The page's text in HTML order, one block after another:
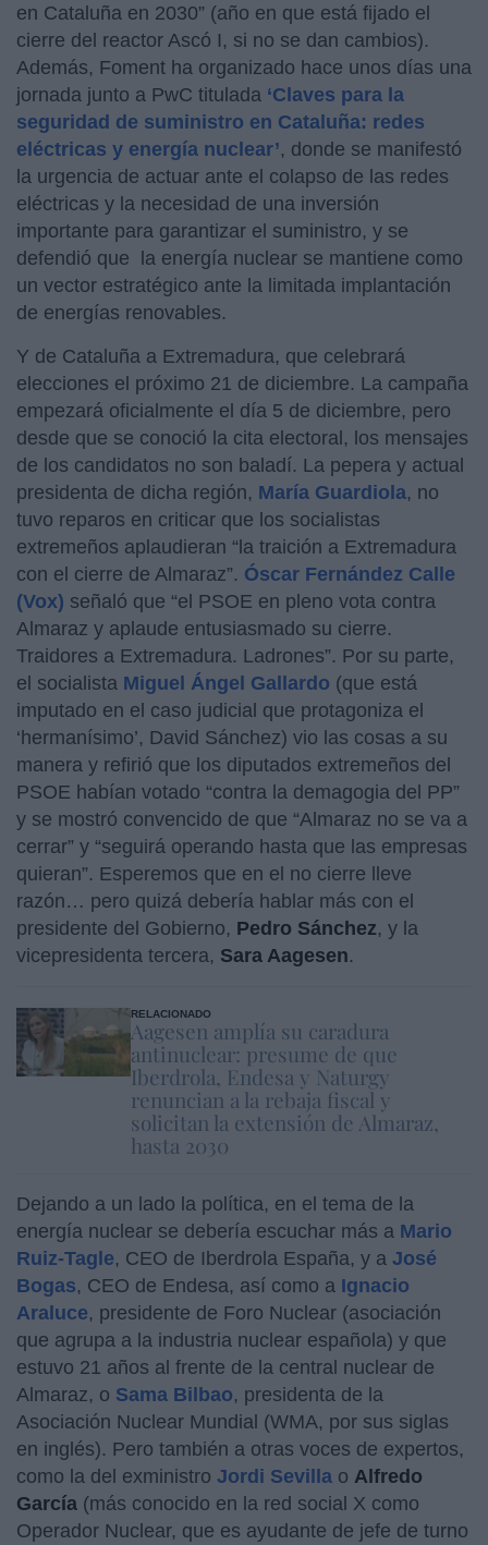
en Cataluña en 2030” (año en que está fijado el
cierre del reactor Ascó I, si no se dan cambios).
Además, Foment ha organizado hace unos días una
jornada junto a PwC titulada ‘Claves para la
seguridad de suministro en Cataluña: redes
eléctricas y energía nuclear’, donde se manifestó
la urgencia de actuar ante el colapso de las redes
eléctricas y la necesidad de una inversión
importante para garantizar el suministro, y se
defendió que la energía nuclear se mantiene como
un vector estratégico ante la limitada implantación
de energías renovables.
Y de Cataluña a Extremadura, que celebrará
elecciones el próximo 21 de diciembre. La campaña
empezará oficialmente el día 5 de diciembre, pero
desde que se conoció la cita electoral, los mensajes
de los candidatos no son baladí. La pepera y actual
presidenta de dicha región, María Guardiola, no
tuvo reparos en criticar que los socialistas
extremeños aplaudieran “la traición a Extremadura
con el cierre de Almaraz”. Óscar Fernández Calle
(Vox) señaló que “el PSOE en pleno vota contra
Almaraz y aplaude entusiasmado su cierre.
Traidores a Extremadura. Ladrones”. Por su parte,
el socialista Miguel Ángel Gallardo (que está
imputado en el caso judicial que protagoniza el
‘hermanísimo’, David Sánchez) vio las cosas a su
manera y refirió que los diputados extremeños del
PSOE habían votado “contra la demagogia del PP”
y se mostró convencido de que “Almaraz no se va a
cerrar” y “seguirá operando hasta que las empresas
quieran”. Esperemos que en el no cierre lleve
razón… pero quizá debería hablar más con el
presidente del Gobierno, Pedro Sánchez, y la
vicepresidenta tercera, Sara Aagesen.
RELACIONADO
Aagesen amplía su caradura
antinuclear: presume de que
Iberdrola, Endesa y Naturgy
renuncian a la rebaja fiscal y
solicitan la extensión de Almaraz,
hasta 2030
Dejando a un lado la política, en el tema de la
energía nuclear se debería escuchar más a Mario
Ruiz-Tagle, CEO de Iberdrola España, y a José
Bogas, CEO de Endesa, así como a Ignacio
Araluce, presidente de Foro Nuclear (asociación
que agrupa a la industria nuclear española) y que
estuvo 21 años al frente de la central nuclear de
Almaraz, o Sama Bilbao, presidenta de la
Asociación Nuclear Mundial (WMA, por sus siglas
en inglés). Pero también a otras voces de expertos,
como la del exministro Jordi Sevilla o Alfredo
García (más conocido en la red social X como
Operador Nuclear, que es ayudante de jefe de turno